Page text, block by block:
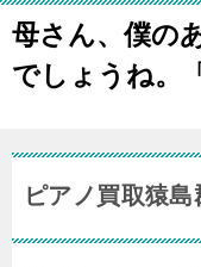
母さん、僕の
でしょうね。
ピアノ買取猿島